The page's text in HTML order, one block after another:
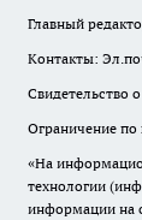
Главный
Контакты:
Свидетельство
Ограничение по
«На
технологии
информации на